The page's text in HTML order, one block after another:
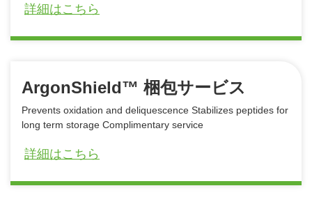
詳細はこちら
ArgonShield™ 梱包サービス
Prevents oxidation and deliquescence Stabilizes peptides for
long term storage Complimentary service
詳細はこちら